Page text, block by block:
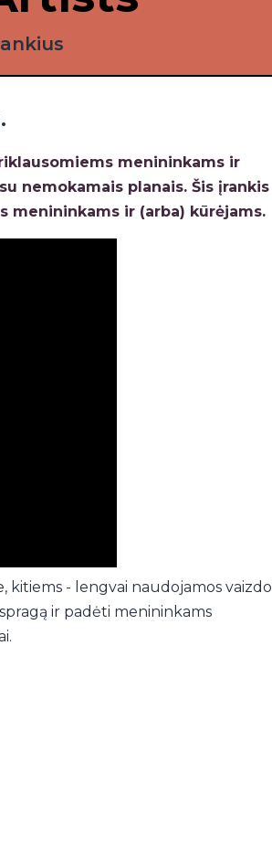
menininkams ir
nemokamais planais. Šis įrankis
ir (arba) kūrėjams.
kitiems - lengvai naudojamos vaizdo
ir padėti menininkams